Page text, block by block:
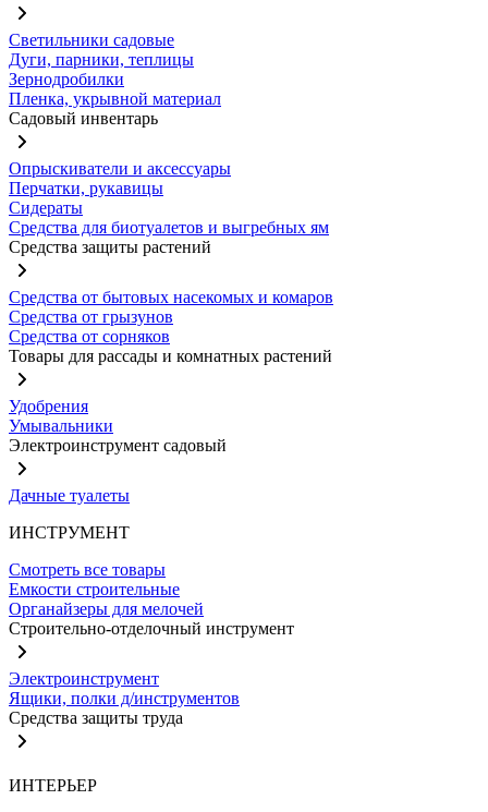
Светильники садовые
Дуги, парники, теплицы
Зернодробилки
Пленка, укрывной материал
Садовый инвентарь
Опрыскиватели и аксессуары
Перчатки, рукавицы
Сидераты
Средства для биотуалетов и выгребных ям
Средства защиты растений
Средства от бытовых насекомых и комаров
Средства от грызунов
Средства от сорняков
Товары для рассады и комнатных растений
Удобрения
Умывальники
Электроинструмент садовый
Дачные туалеты
ИНСТРУМЕНТ
Смотреть все товары
Емкости строительные
Органайзеры для мелочей
Строительно-отделочный инструмент
Электроинструмент
Ящики, полки д/инструментов
Средства защиты труда
ИНТЕРЬЕР